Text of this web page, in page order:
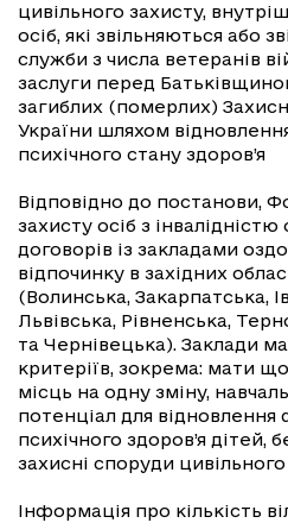
цивільного захисту,
осіб, які звільняються або
служби з числа ветеранів
заслуги перед
загиблих (померлих)
України шляхом
психічного стану здоров’я
Відповідно до постанови,
захисту осіб з
договорів із закладами
відпочинку в західних
(Волинська, Закарпатська,
Львівська, Рівненська,
та Чернівецька). Заклади
критеріїв, зокрема: мати
місць на одну зміну,
потенціал для відновлення
психічного здоров’я дітей,
захисні споруди цивільного
Інформація про кількість